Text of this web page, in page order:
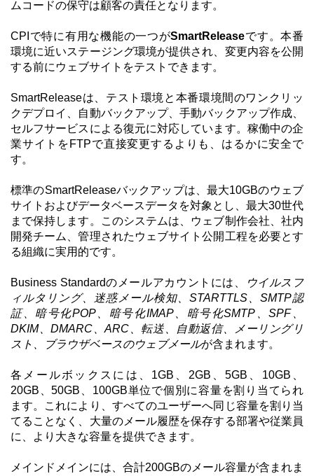
ムコードの保守は顧客の責任となります。
CPIで特に有用な機能の一つがSmartReleaseです。本番
環境に近いステージング環境が提供され、変更内容を公開
する前にウェブサイトをテストできます。
SmartReleaseは、テスト環境と本番環境間のワンクリッ
クデプロイ、自動バックアップ、手動バックアップ作成、
セルフサービスによる復元に対応しています。稼働中の企
業サイトをFTPで直接変更するよりも、はるかに安全で
す。
標準のSmartReleaseバックアップは、最大10GBのウェブ
サイトおよびデータベースデータを対象とし、最大30世代
まで保持します。このシステムは、ウェブ制作会社、社内
開発チーム、管理されたウェブサイト公開工程を必要とす
る組織に実用的です。
Business Standardのメールアカウントには、
ウイルスフ
ィルタリング、迷惑メール検知、STARTTLS、SMTP認
証、暗号化POP、暗号化IMAP、暗号化SMTP、SPF、
DKIM、DMARC、ARC、転送、自動返信、メーリングリ
スト、ブラウザベースのウェブメールが含まれます。
各メールボックスには、1GB、2GB、5GB、10GB、
20GB、50GB、100GB単位で個別に容量を割り当てられ
ます。これにより、すべてのユーザーへ同じ容量を割り当
てることなく、大量のメール履歴を保存する部署や従業員
に、より大きな容量を提供できます。
メインドメインには、合計200GBのメール容量が含まれま